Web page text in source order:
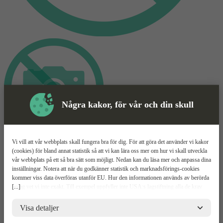
Några kakor, för vår och din skull
[...]
Vi vill att vår webbplats skall fungera bra för dig. För att göra det använder vi kakor
(cookies) för bland annat statistik så att vi kan lära oss mer om hur vi skall utveckla
vår webbplats på ett så bra sätt som möjligt. Nedan kan du läsa mer och anpassa dina
inställningar. Notera att när du godkänner statistik och marknadsförings-cookies
kommer viss data överföras utanför EU. Hur den informationen används av berörda
bolag vet vi inte exakt. Till exempel uppfyller inte USA:s lagstiftning alla de krav
risker för dina personuppgifter. De berörda bolagen måste lämna över uppgifter till
brottsbekämpande myndigheter i USA om de får en sådan begäran. Det kan dock
Visa detaljer
Skyddsutrustning
Sågklinga Mer information